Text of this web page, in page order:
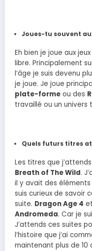
Joues-tu souvent
Eh bien je joue aux
libre. Principalement
l’âge je suis devenu
je joue. Je joue
plate-forme ou des
travaillé ou un univers
Quels futurs titres
Les titres que
Breath of The Wild.
il y avait des
suis curieux de savoir
suite. Dragon Age 4
Andromeda. Car je
J’attends ces suites
l’histoire que j’ai
maintenant plus de 10